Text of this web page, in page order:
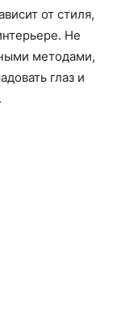
от стиля,
Не
методами,
глаз и